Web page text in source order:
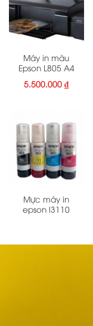
Máy in màu
Epson L805 A4
5.500.000₫
Mực máy in
epson l3110